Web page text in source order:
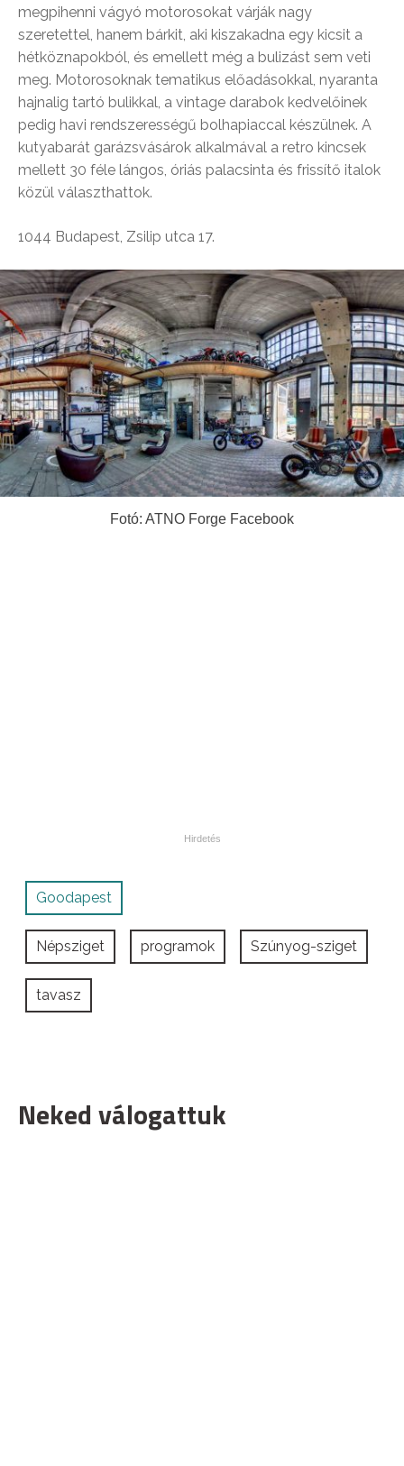
megpihenni vágyó motorosokat várják nagy
szeretettel, hanem bárkit, aki kiszakadna egy kicsit a
hétköznapokból, és emellett még a bulizást sem veti
meg. Motorosoknak tematikus előadásokkal, nyaranta
hajnalig tartó bulikkal, a vintage darabok kedvelőinek
pedig havi rendszerességű bolhapiaccal készülnek. A
kutyabarát garázsvásárok alkalmával a retro kincsek
mellett 30 féle lángos, óriás palacsinta és frissítő italok
közül választhattok.
1044 Budapest, Zsilip utca 17.
Fotó: ATNO Forge Facebook
Goodapest
Népsziget programok Szúnyog-sziget
tavasz
Neked válogattuk